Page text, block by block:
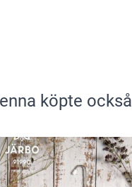
köpte också